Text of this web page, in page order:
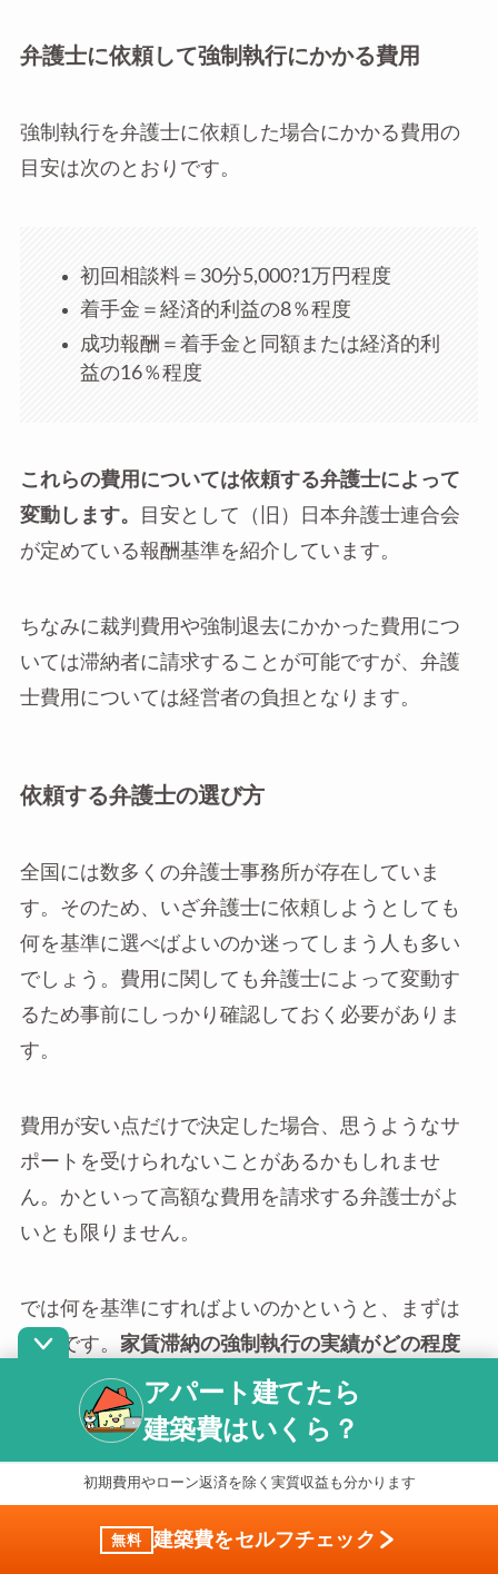
弁護士に依頼して強制執行にかかる費用
強制執行を弁護士に依頼した場合にかかる費用の
目安は次のとおりです。
初回相談料＝30分5,000?1万円程度
着手金＝経済的利益の8％程度
成功報酬＝着手金と同額または経済的利
益の16％程度
これらの費用については依頼する弁護士によって
変動します。
目安として（旧）日本弁護士連合会
が定めている報酬基準を紹介しています。
ちなみに裁判費用や強制退去にかかった費用につ
いては滞納者に請求することが可能ですが、弁護
士費用については経営者の負担となります。
依頼する弁護士の選び方
全国には数多くの弁護士事務所が存在していま
す。そのため、いざ弁護士に依頼しようとしても
何を基準に選べばよいのか迷ってしまう人も多い
でしょう。費用に関しても弁護士によって変動す
るため事前にしっかり確認しておく必要がありま
す。
費用が安い点だけで決定した場合、思うようなサ
ポートを受けられないことがあるかもしれませ
ん。かといって高額な費用を請求する弁護士がよ
いとも限りません。
では何を基準にすればよいのかというと、まずは
実績です。 家賃滞納の強制執行の実績がどの程度
あるのかを調べてみましょう。実績が多く評判の
よさそうな弁護士事務所であれば相談に行ってみ
際に会った際に相性があわなかったということも
あります。
アパート建てたら
建築費はいくら？
初期費用やローン返済を除く実質収益も分かります
無料 建築費をセルフチェック